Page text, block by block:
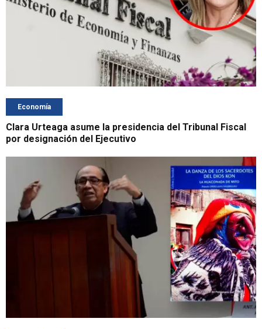
Economía
Clara Urteaga asume la presidencia del Tribunal Fiscal
por designación del Ejecutivo